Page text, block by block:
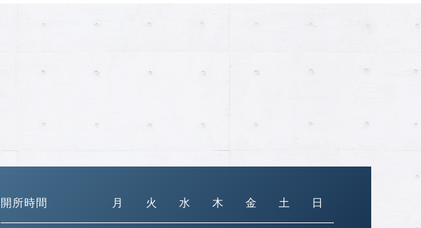
開所時間 月 火 水 木 金 土 日